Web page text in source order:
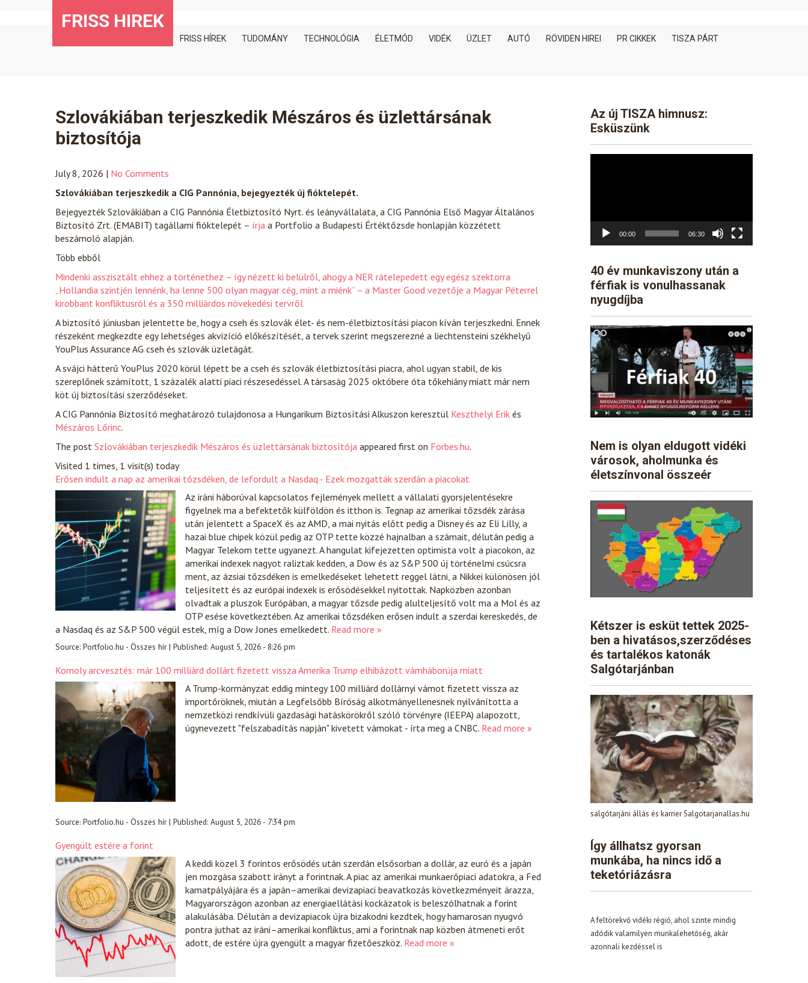
FRISS HIREK
FRISS HÍREK TUDOMÁNY TECHNOLÓGIA ÉLETMÓD VIDÉK ÜZLET AUTÓ RÖVIDEN HIREI PR CIKKEK TISZA PÁRT
Szlovákiában terjeszkedik Mészáros és üzlettársának
biztosítója
July 8, 2026 | No Comments
Szlovákiában terjeszkedik a CIG Pannónia, bejegyezték új fióktelepét.
Bejegyezték Szlovákiában a CIG Pannónia Életbiztosító Nyrt. és leányvállalata, a CIG Pannónia Első Magyar Általános
Biztosító Zrt. (EMABIT) tagállami fióktelepét – írja a Portfolio a Budapesti Értéktőzsde honlapján közzétett
beszámoló alapján.
Több ebből
Mindenki asszisztált ehhez a történethez – így nézett ki belülről, ahogy a NER rátelepedett egy egész szektorra
„Hollandia szintjén lennénk, ha lenne 500 olyan magyar cég, mint a miénk” – a Master Good vezetője a Magyar Péterrel
kirobbant konfliktusról és a 350 milliárdos növekedési tervről
A biztosító júniusban jelentette be, hogy a cseh és szlovák élet- és nem-életbiztosítási piacon kíván terjeszkedni. Ennek
részeként megkezdte egy lehetséges akvizíció előkészítését, a tervek szerint megszerezné a liechtensteini székhelyű
YouPlus Assurance AG cseh és szlovák üzletágát.
A svájci hátterű YouPlus 2020 körül lépett be a cseh és szlovák életbiztosítási piacra, ahol ugyan stabil, de kis
szereplőnek számított, 1 százalék alatti piaci részesedéssel. A társaság 2025 októbere óta tőkehiány miatt már nem
köt új biztosítási szerződéseket.
A CIG Pannónia Biztosító meghatározó tulajdonosa a Hungarikum Biztosítási Alkuszon keresztül Keszthelyi Erik és
Mészáros Lőrinc.
The post Szlovákiában terjeszkedik Mészáros és üzlettársának biztosítója appeared first on Forbes.hu.
Visited 1 times, 1 visit(s) today
Erősen indult a nap az amerikai tőzsdéken, de lefordult a Nasdaq - Ezek mozgatták szerdán a piacokat
Az iráni háborúval kapcsolatos fejlemények mellett a vállalati gyorsjelentésekre
figyelnek ma a befektetők külföldön és itthon is. Tegnap az amerikai tőzsdék zárása
után jelentett a SpaceX és az AMD, a mai nyitás előtt pedig a Disney és az Eli Lilly, a
hazai blue chipek közül pedig az OTP tette közzé hajnalban a számait, délután pedig a
Magyar Telekom tette ugyanezt. A hangulat kifejezetten optimista volt a piacokon, az
amerikai indexek nagyot raliztak kedden, a Dow és az S&P 500 új történelmi csúcsra
ment, az ázsiai tőzsdéken is emelkedéseket lehetett reggel látni, a Nikkei különösen jól
teljesített és az európai indexek is erősödésekkel nyitottak. Napközben azonban
olvadtak a pluszok Európában, a magyar tőzsde pedig alulteljesítő volt ma a Mol és az
OTP esése következtében. Az amerikai tőzsdéken erősen indult a szerdai kereskedés, de
a Nasdaq és az S&P 500 végül estek, míg a Dow Jones emelkedett. Read more »
Source: Portfolio.hu - Összes hír| Published: August 5, 2026 - 8:26 pm
Komoly arcvesztés: már 100 milliárd dollárt fizetett vissza Amerika Trump elhibázott vámháborúja miatt
A Trump-kormányzat eddig mintegy 100 milliárd dollárnyi vámot fizetett vissza az
importőröknek, miután a Legfelsőbb Bíróság alkotmányellenesnek nyilvánította a
nemzetközi rendkívüli gazdasági hatáskörökről szóló törvényre (IEEPA) alapozott,
úgynevezett "felszabadítás napján" kivetett vámokat - írta meg a CNBC. Read more »
Source: Portfolio.hu - Összes hír| Published: August 5, 2026 - 7:34 pm
Gyengült estére a forint
A keddi közel 3 forintos erősödés után szerdán elsősorban a dollár, az euró és a japán
jen mozgása szabott irányt a forintnak. A piac az amerikai munkaerőpiaci adatokra, a Fed
kamatpályájára és a japán–amerikai devizapiaci beavatkozás következményeit árazza,
Magyarországon azonban az energiaellátási kockázatok is beleszólhatnak a forint
alakulásába. Délután a devizapiacok újra bizakodni kezdtek, hogy hamarosan nyugvó
pontra juthat az iráni–amerikai konfliktus, ami a forintnak nap közben átmeneti erőt
adott, de estére újra gyengült a magyar fizetőeszköz. Read more »
Az új TISZA himnusz:
Esküszünk
00:00 06:30
40 év munkaviszony után a
férfiak is vonulhassanak
nyugdíjba
Nem is olyan eldugott vidéki
városok, aholmunka és
életszínvonal összeér
Kétszer is esküt tettek 2025-
ben a hivatásos,szerződéses
és tartalékos katonák
Salgótarjánban
salgótarjáni állás és karrier Salgotarjanallas.hu
Így állhatsz gyorsan
munkába, ha nincs idő a
teketóriázásra
A feltörekvő vidéki régió, ahol szinte mindig
adódik valamilyen munkalehetőség, akár
azonnali kezdéssel is